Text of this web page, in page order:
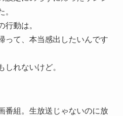
。
行動は。
って、本当感出したいんです
しれないけど。
番組。生放送じゃないのに放